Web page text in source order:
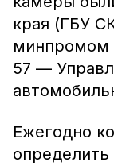
края (ГБУ
минпромом
57 —
Ежегодно